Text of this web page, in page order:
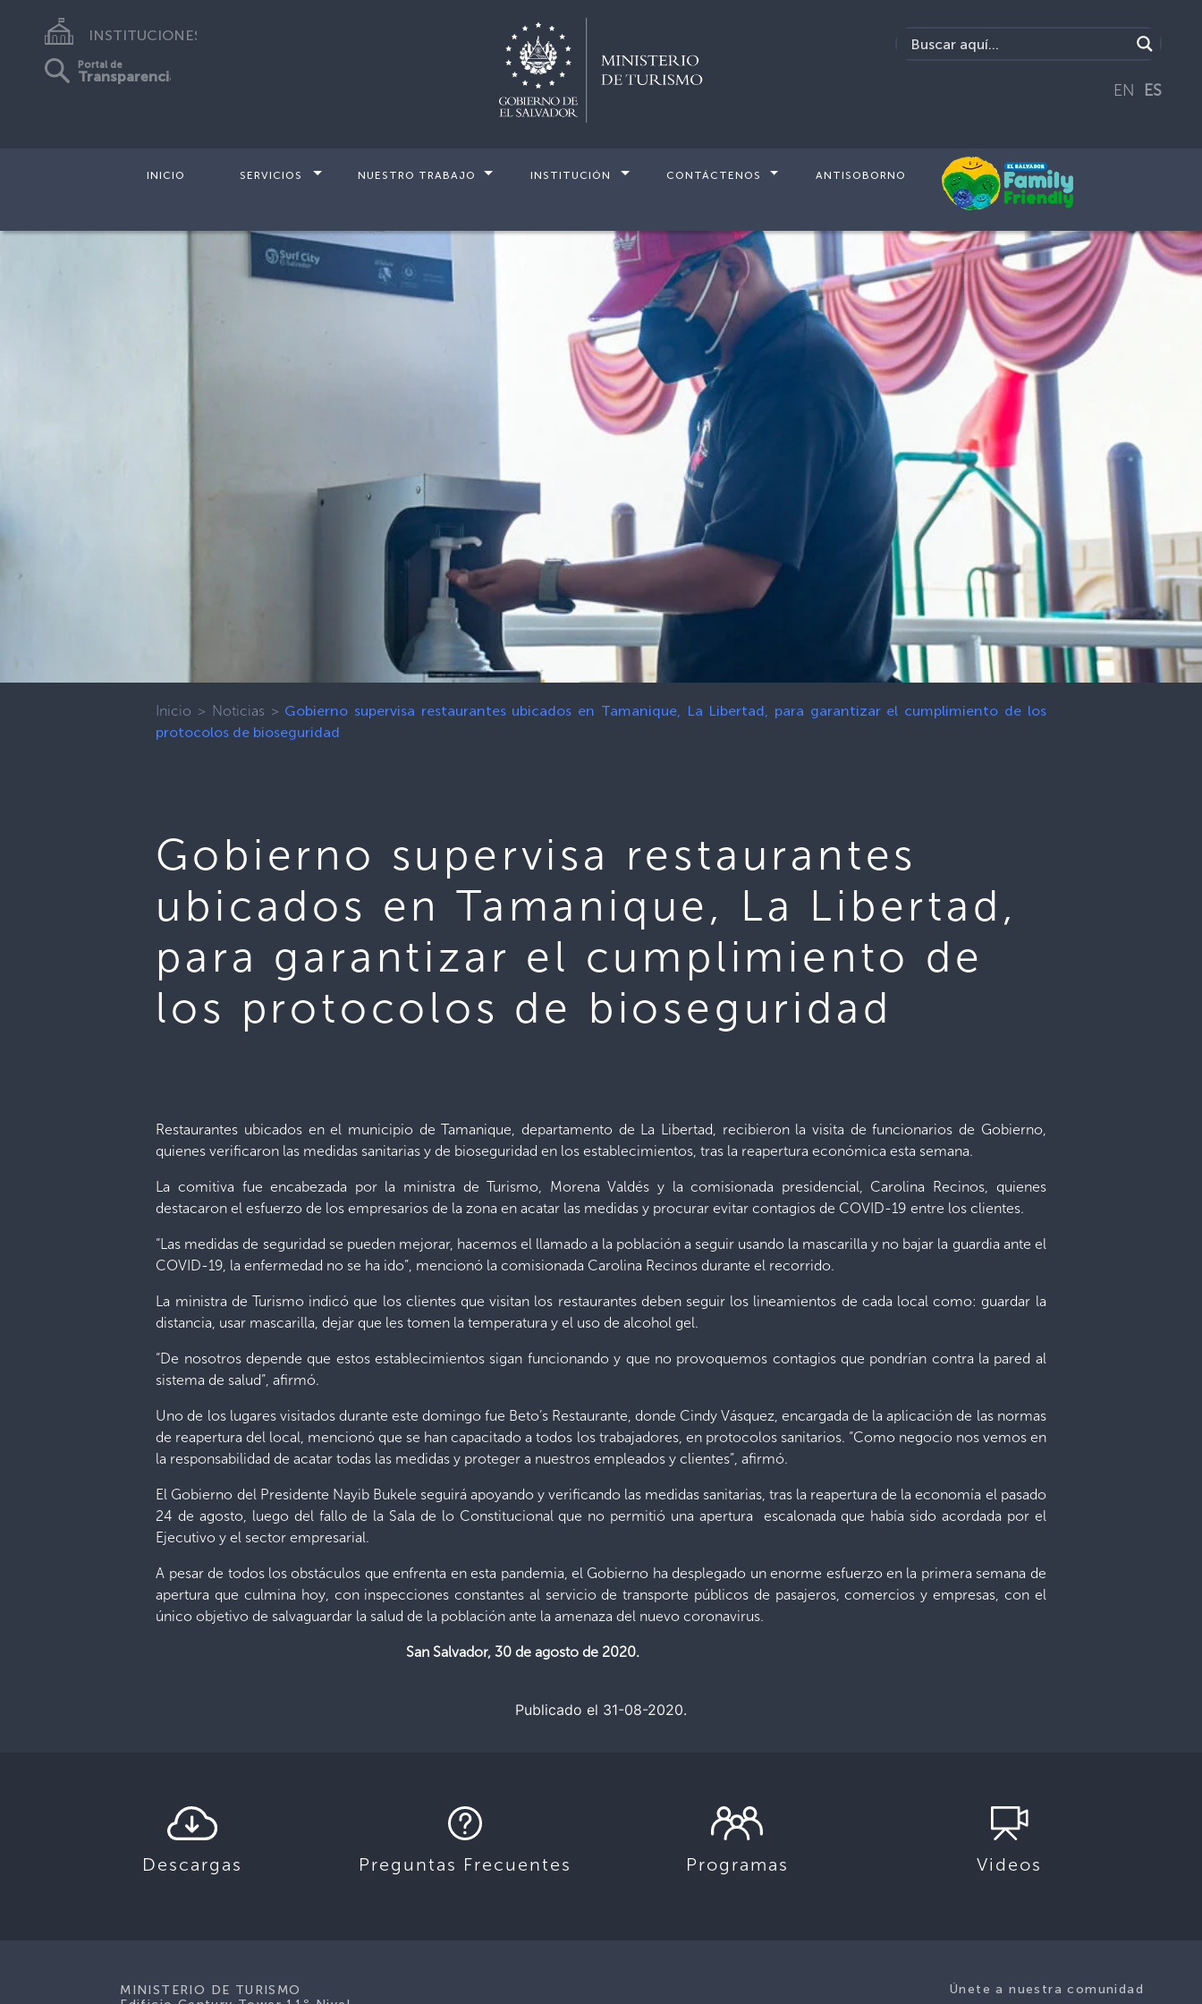
INSTITUCIONES
Portal de
Transparencia
EN ES
INICIO SERVICIOS NUESTRO TRABAJO INSTITUCIÓN CONTÁCTENOS ANTISOBORNO
Inicio > Noticias > Gobierno supervisa restaurantes ubicados en Tamanique, La Libertad, para garantizar el cumplimiento de los
protocolos de bioseguridad
Gobierno supervisa restaurantes
ubicados en Tamanique, La Libertad,
para garantizar el cumplimiento de
los protocolos de bioseguridad
Restaurantes ubicados en el municipio de Tamanique, departamento de La Libertad, recibieron la visita de funcionarios de Gobierno,
quienes verificaron las medidas sanitarias y de bioseguridad en los establecimientos, tras la reapertura económica esta semana.
La comitiva fue encabezada por la ministra de Turismo, Morena Valdés y la comisionada presidencial, Carolina Recinos, quienes
destacaron el esfuerzo de los empresarios de la zona en acatar las medidas y procurar evitar contagios de COVID-19 entre los clientes.
“Las medidas de seguridad se pueden mejorar, hacemos el llamado a la población a seguir usando la mascarilla y no bajar la guardia ante el
COVID-19, la enfermedad no se ha ido”, mencionó la comisionada Carolina Recinos durante el recorrido.
La ministra de Turismo indicó que los clientes que visitan los restaurantes deben seguir los lineamientos de cada local como: guardar la
distancia, usar mascarilla, dejar que les tomen la temperatura y el uso de alcohol gel.
“De nosotros depende que estos establecimientos sigan funcionando y que no provoquemos contagios que pondrían contra la pared al
sistema de salud”, afirmó.
Uno de los lugares visitados durante este domingo fue Beto’s Restaurante, donde Cindy Vásquez, encargada de la aplicación de las normas
de reapertura del local, mencionó que se han capacitado a todos los trabajadores, en protocolos sanitarios. “Como negocio nos vemos en
la responsabilidad de acatar todas las medidas y proteger a nuestros empleados y clientes”, afirmó.
El Gobierno del Presidente Nayib Bukele seguirá apoyando y verificando las medidas sanitarias, tras la reapertura de la economía el pasado
24 de agosto, luego del fallo de la Sala de lo Constitucional que no permitió una apertura escalonada que había sido acordada por el
Ejecutivo y el sector empresarial.
A pesar de todos los obstáculos que enfrenta en esta pandemia, el Gobierno ha desplegado un enorme esfuerzo en la primera semana de
apertura que culmina hoy, con inspecciones constantes al servicio de transporte públicos de pasajeros, comercios y empresas, con el
único objetivo de salvaguardar la salud de la población ante la amenaza del nuevo coronavirus.
San Salvador, 30 de agosto de 2020.
Publicado el 31-08-2020.
Descargas Preguntas Frecuentes Programas Videos
Únete a nuestra comunidad
MINISTERIO DE TURISMO